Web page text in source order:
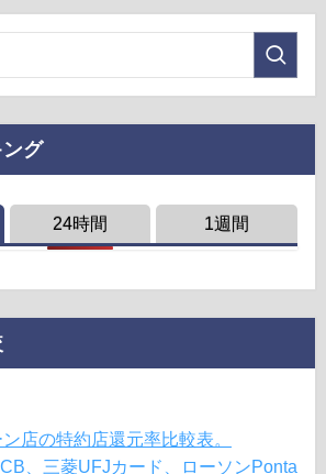
グ
24時間 1週間
店の特約店還元率比較表。
、三菱UFJカード、ローソンPonta